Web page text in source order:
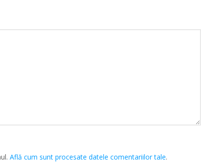
Află cum sunt procesate datele comentariilor tale.